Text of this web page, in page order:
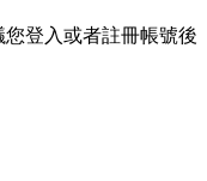
登入或者註冊帳號後